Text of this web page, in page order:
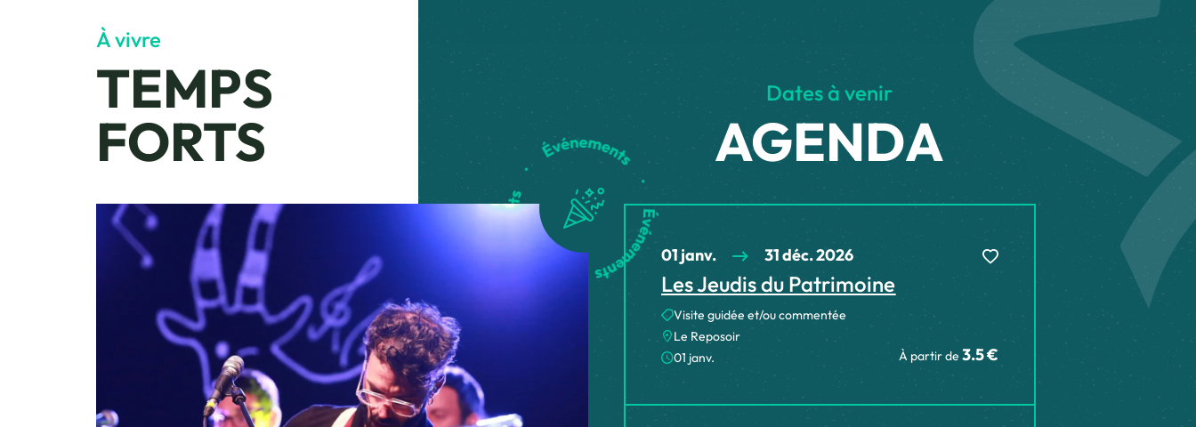
À vivre
TEMPS
FORTS
Dates à venir
AGENDA
01 janv.
31 déc. 2026
Ajouter cette page au carnet
Les Jeudis du Patrimoine
Visite guidée et/ou commentée
Le Reposoir
01 janv.
À partir de 3.5 €